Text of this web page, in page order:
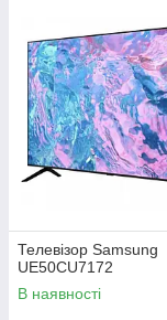
Телевізор Samsung
UE50CU7172
В наявності